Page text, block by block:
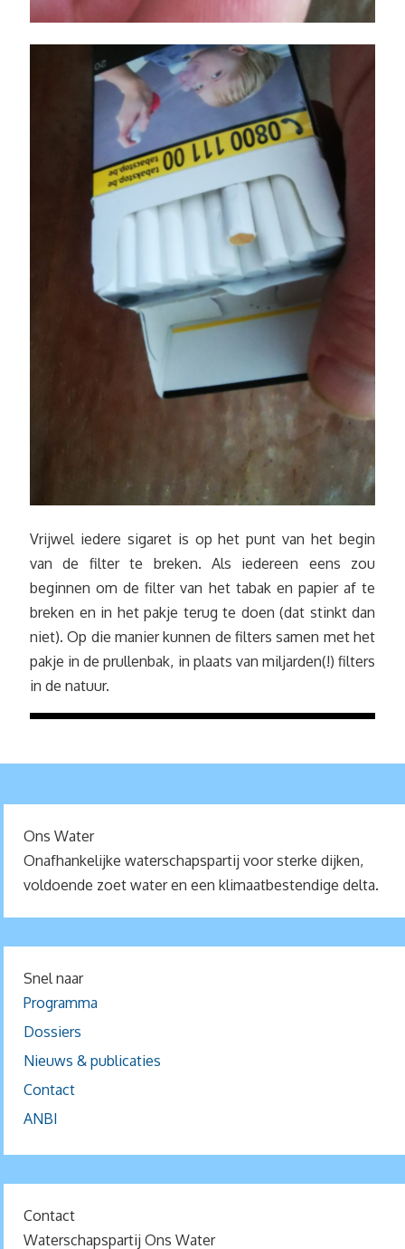
Vrijwel iedere sigaret is op het punt van het begin
van de filter te breken. Als iedereen eens zou
beginnen om de filter van het tabak en papier af te
breken en in het pakje terug te doen (dat stinkt dan
niet). Op die manier kunnen de filters samen met het
pakje in de prullenbak, in plaats van miljarden(!) filters
in de natuur.
Ons Water
Onafhankelijke waterschapspartij voor sterke dijken,
voldoende zoet water en een klimaatbestendige delta.
Snel naar
Programma
Dossiers
Nieuws & publicaties
Contact
ANBI
Contact
Waterschapspartij Ons Water